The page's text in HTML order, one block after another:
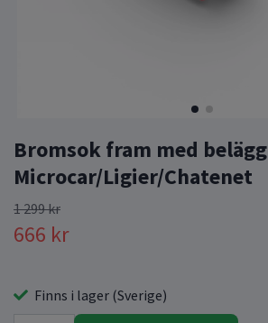
Bromsok fram med belägg
Microcar/Ligier/Chatenet
1 299 kr
666 kr
Finns i lager (Sverige)